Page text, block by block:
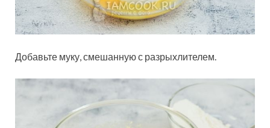
Добавьте муку, смешанную с разрыхлителем.